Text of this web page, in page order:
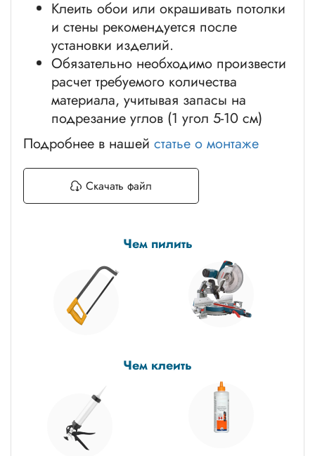
Клеить обои или окрашивать потолки
и стены рекомендуется после
установки изделий.
Обязательно необходимо произвести
расчет требуемого количества
материала, учитывая запасы на
подрезание углов (1 угол 5-10 см)
Подробнее в нашей статье о монтаже
Скачать файл
Чем пилить
Чем клеить